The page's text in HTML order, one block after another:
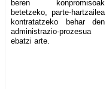
beren konpromisoak
betetzeko, parte-hartzailea
kontratatzeko behar den
administrazio-prozesua
ebatzi arte.